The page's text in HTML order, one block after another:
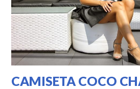
CAMISETA COCO